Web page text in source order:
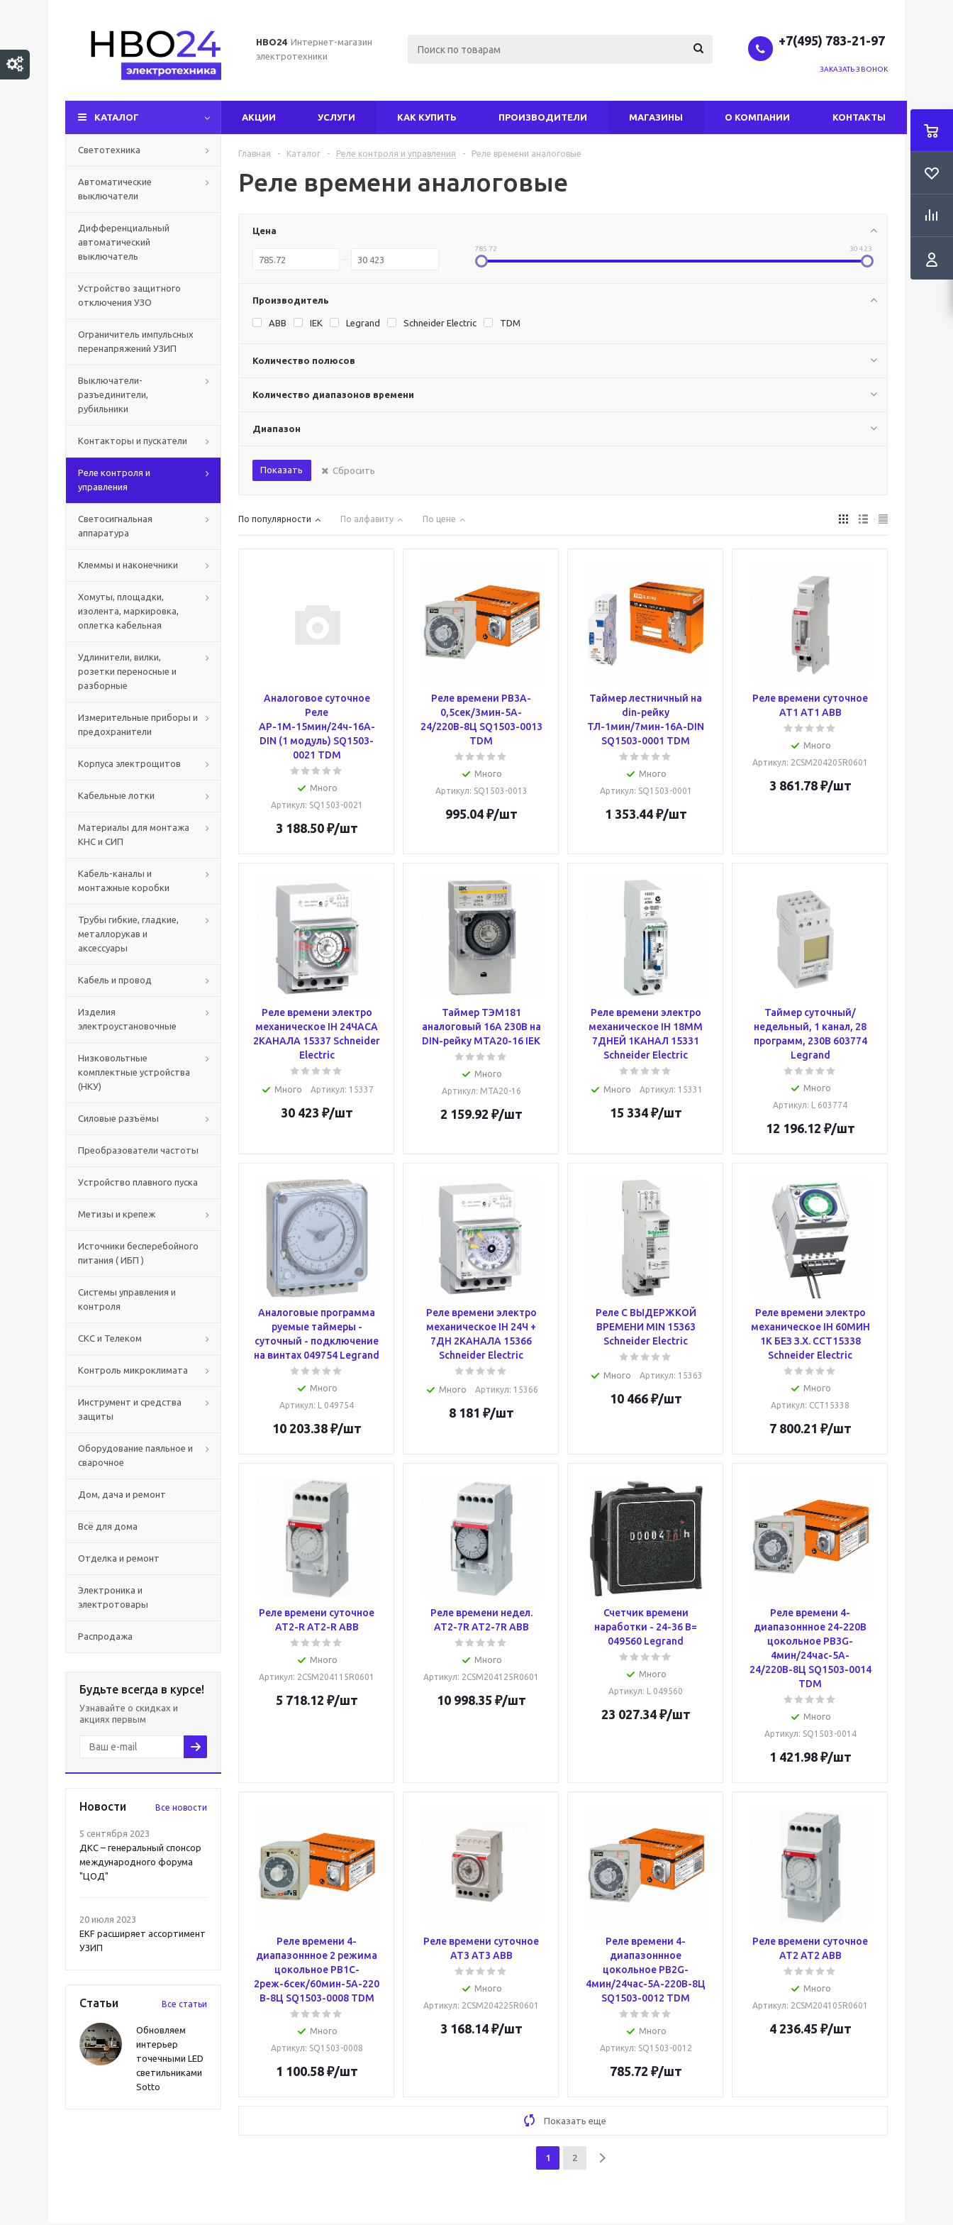
НВО24 Интернет-магазин
электротехники
+7(495) 783-21-97
ЗАКАЗАТЬ ЗВОНОК
КАТАЛОГ АКЦИИ УСЛУГИ КАК КУПИТЬ ПРОИЗВОДИТЕЛИ МАГАЗИНЫ О КОМПАНИИ КОНТАКТЫ
Светотехника
Автоматические
выключатели
Дифференциальный
автоматический
выключатель
Устройство защитного
отключения УЗО
Ограничитель импульсных
перенапряжений УЗИП
Выключатели-
разъединители,
рубильники
Контакторы и пускатели
Реле контроля и
управления
Светосигнальная
аппаратура
Клеммы и наконечники
Хомуты, площадки,
изолента, маркировка,
оплетка кабельная
Удлинители, вилки,
розетки переносные и
разборные
Измерительные приборы и
предохранители
Корпуса электрощитов
Кабельные лотки
Материалы для монтажа
КНС и СИП
Кабель-каналы и
монтажные коробки
Трубы гибкие, гладкие,
металлорукав и
аксессуары
Кабель и провод
Изделия
электроустановочные
Низковольтные
комплектные устройства
(НКУ)
Силовые разъёмы
Преобразователи частоты
Устройство плавного пуска
Метизы и крепеж
Источники бесперебойного
питания ( ИБП )
Системы управления и
контроля
СКС и Телеком
Контроль микроклимата
Инструмент и средства
защиты
Оборудование паяльное и
сварочное
Дом, дача и ремонт
Всё для дома
Отделка и ремонт
Электроника и
электротовары
Распродажа
Будьте всегда в курсе!
Узнавайте о скидках и
акциях первым
Новости Все новости
5 сентября 2023
ДКС – генеральный спонсор
международного форума
"ЦОД"
20 июля 2023
EKF расширяет ассортимент
УЗИП
Статьи Все статьи
Обновляем
интерьер
точечными LED
светильниками
Sotto
Главная - Каталог - Реле контроля и управления - Реле времени аналоговые
Реле времени аналоговые
Цена
785.72 30 423
Производитель
ABB IEK Legrand Schneider Electric TDM
Количество полюсов
Количество диапазонов времени
Диапазон
Показать Сбросить
По популярности По алфавиту По цене
Аналоговое суточное
Реле
АР-1М-15мин/24ч-16А-
DIN (1 модуль) SQ1503-
0021 TDM
Много
Артикул: SQ1503-0021
3 188.50₽/шт
Реле времени РВ3A-
0,5сек/3мин-5A-
24/220В-8Ц SQ1503-0013
TDM
Много
Артикул: SQ1503-0013
995.04₽/шт
Таймер лестничный на
din-рейку
ТЛ-1мин/7мин-16А-DIN
SQ1503-0001 TDM
Много
Артикул: SQ1503-0001
1 353.44₽/шт
Реле времени суточное
AT1 AT1 ABB
Много
Артикул: 2CSM204205R0601
3 861.78₽/шт
Реле времени электро
механическое IH 24ЧАСА
2КАНАЛА 15337 Schneider
Electric
Много Артикул: 15337
30 423 ₽/шт
Таймер ТЭМ181
аналоговый 16А 230В на
DIN-рейку MTA20-16 IEK
Много
Артикул: MTA20-16
2 159.92 ₽/шт
Реле времени электро
механическое IH 18MM
7ДНЕЙ 1КАНАЛ 15331
Schneider Electric
Много Артикул: 15331
15 334₽/шт
Таймер cуточный/
недельный, 1 канал, 28
программ, 230В 603774
Legrand
Много
Артикул: L 603774
12 196.12 ₽/шт
Аналоговые программа
руемые таймеры -
суточный - подключение
на винтах 049754 Legrand
Много
Артикул: L 049754
10 203.38₽/шт
Реле времени электро
механическое IH 24Ч +
7ДН 2КАНАЛА 15366
Schneider Electric
Много Артикул: 15366
8 181 ₽/шт
Реле С ВЫДЕРЖКОЙ
ВРЕМЕНИ MIN 15363
Schneider Electric
Много Артикул: 15363
10 466₽/шт
Реле времени электро
механическое IH 60МИН
1К БЕЗ З.Х. CCT15338
Schneider Electric
Много
Артикул: CCT15338
7 800.21 ₽/шт
Реле времени суточное
AT2-R AT2-R ABB
Много
Артикул: 2CSM204115R0601
5 718.12 ₽/шт
Реле времени недел.
AT2-7R AT2-7R ABB
Много
Артикул: 2CSM204125R0601
10 998.35 ₽/шт
Счетчик времени
наработки - 24-36 В=
049560 Legrand
Много
Артикул: L 049560
23 027.34₽/шт
Реле времени 4-
диапазоннное 24-220В
цокольное РВ3G-
4мин/24час-5A-
24/220В-8Ц SQ1503-0014
TDM
Много
Артикул: SQ1503-0014
1 421.98₽/шт
Реле времени 4-
диапазоннное 2 режима
цокольное РВ1C-
2реж-6сек/60мин-5А-220
В-8Ц SQ1503-0008 TDM
Много
Артикул: SQ1503-0008
1 100.58₽/шт
Реле времени суточное
AT3 AT3 ABB
Много
Артикул: 2CSM204225R0601
3 168.14₽/шт
Реле времени 4-
диапазоннное
цокольное РВ2G-
4мин/24час-5A-220В-8Ц
SQ1503-0012 TDM
Много
Артикул: SQ1503-0012
785.72 ₽/шт
Реле времени суточное
AT2 AT2 ABB
Много
Артикул: 2CSM204105R0601
4 236.45 ₽/шт
Показать еще
1 2